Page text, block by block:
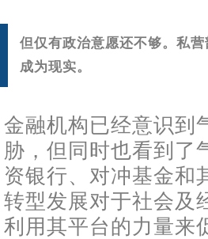
但仅有政治意愿还不够。私
成为现实。
金融机构已经意识到
胁，但同时也看到了
资银行、对冲基金和
转型发展对于社会及
利用其平台的力量来